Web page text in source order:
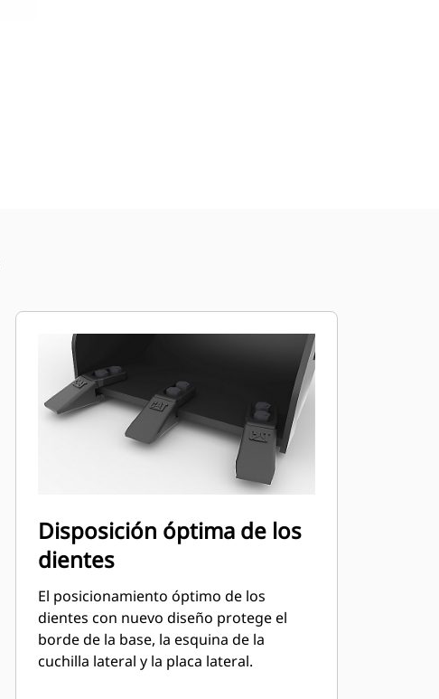
Disposición óptima de los
dientes
El posicionamiento óptimo de los
dientes con nuevo diseño protege el
borde de la base, la esquina de la
cuchilla lateral y la placa lateral.